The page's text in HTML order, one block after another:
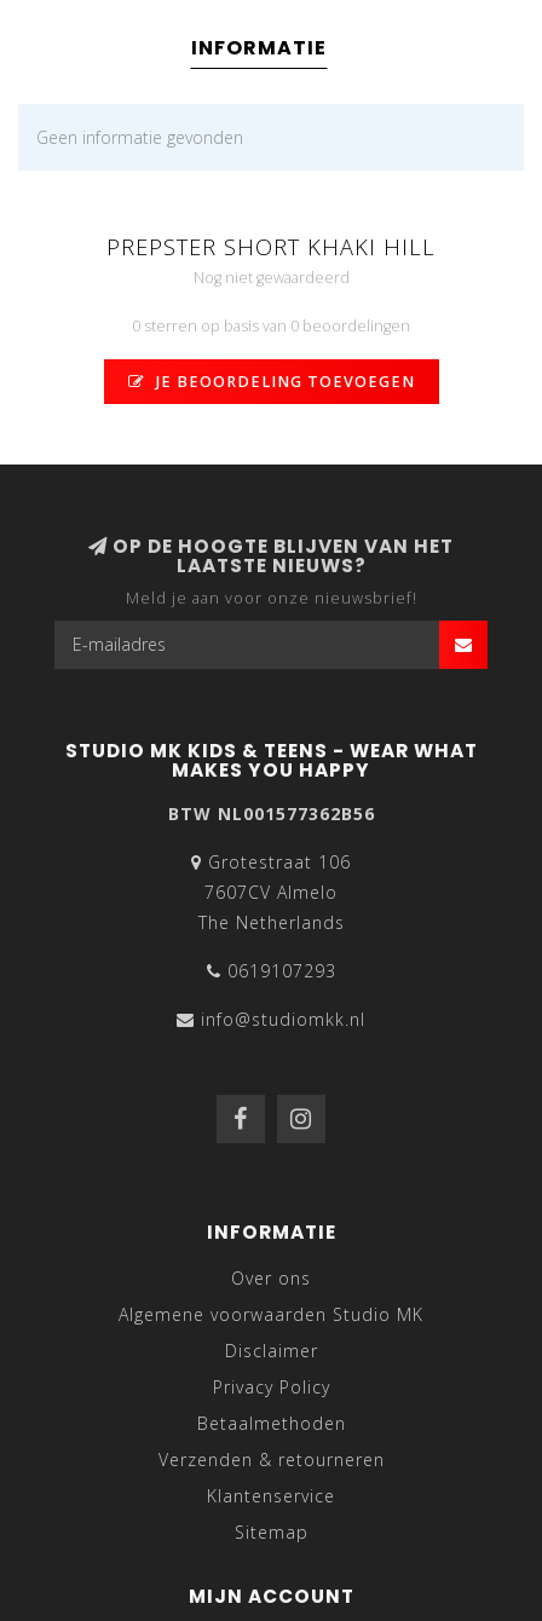
INFORMATIE
Geen informatie gevonden
PREPSTER SHORT KHAKI HILL
Nog niet gewaardeerd
0 sterren op basis van 0 beoordelingen
JE BEOORDELING TOEVOEGEN
OP DE HOOGTE BLIJVEN VAN HET
LAATSTE NIEUWS?
Meld je aan voor onze nieuwsbrief!
STUDIO MK KIDS & TEENS - WEAR WHAT
MAKES YOU HAPPY
BTW NL001577362B56
Grotestraat 106
7607CV Almelo
The Netherlands
0619107293
info@studiomkk.nl
INFORMATIE
Over ons
Algemene voorwaarden Studio MK
Disclaimer
Privacy Policy
Betaalmethoden
Verzenden & retourneren
Klantenservice
Sitemap
MIJN ACCOUNT